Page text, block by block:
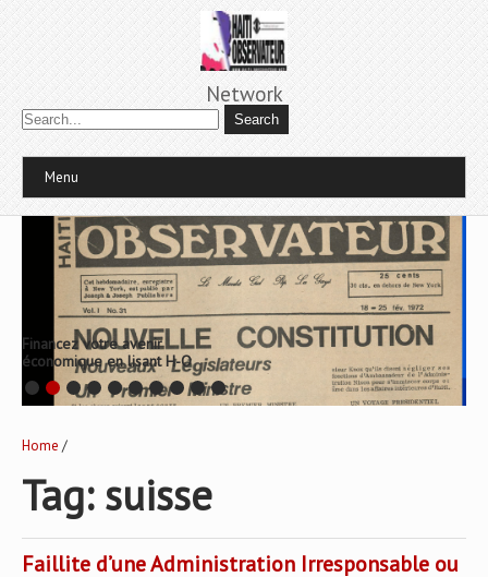
Network
Menu
Financez votre avenir
économique en lisant H-O
Home /
Tag: suisse
Faillite d’une Administration Irresponsable ou